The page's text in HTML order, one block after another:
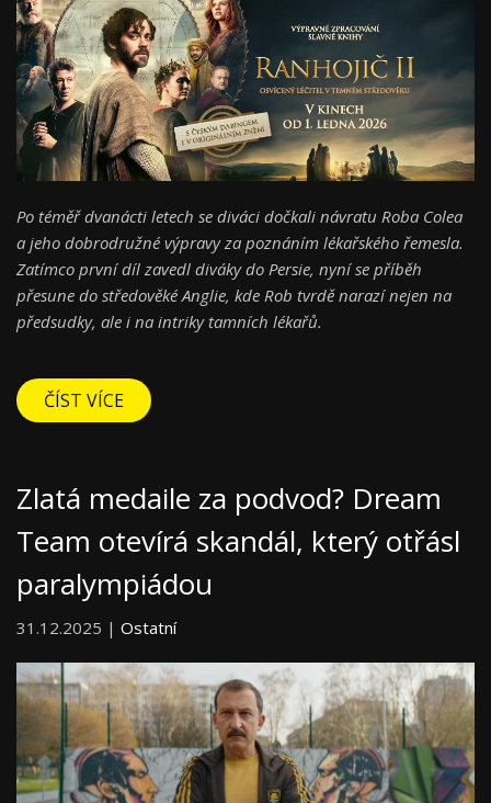
Po téměř dvanácti letech se diváci dočkali návratu Roba Colea
a jeho dobrodružné výpravy za poznáním lékařského řemesla.
Zatímco první díl zavedl diváky do Persie, nyní se příběh
přesune do středověké Anglie, kde Rob tvrdě narazí nejen na
předsudky, ale i na intriky tamních lékařů.
ČÍST VÍCE
Zlatá medaile za podvod? Dream
Team otevírá skandál, který otřásl
paralympiádou
31.12.2025 | Ostatní